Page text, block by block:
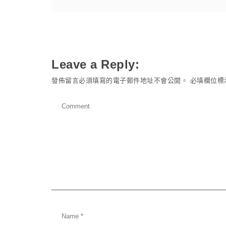
Leave a Reply:
發佈留言必須填寫的電子郵件地址不會公開。 必填欄位